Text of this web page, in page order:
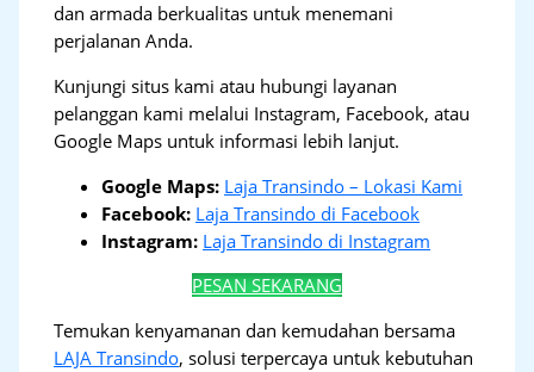
dan armada berkualitas untuk menemani
perjalanan Anda.
Kunjungi situs kami atau hubungi layanan
pelanggan kami melalui Instagram, Facebook, atau
Google Maps untuk informasi lebih lanjut.
Google Maps: Laja Transindo – Lokasi Kami
Facebook: Laja Transindo di Facebook
Instagram: Laja Transindo di Instagram
PESAN SEKARANG
Temukan kenyamanan dan kemudahan bersama
LAJA Transindo, solusi terpercaya untuk kebutuhan